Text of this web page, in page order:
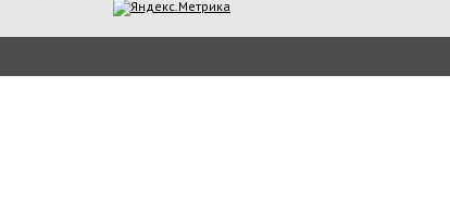
им. А. М. Горького» вы соглашаетесь с тем, что мы